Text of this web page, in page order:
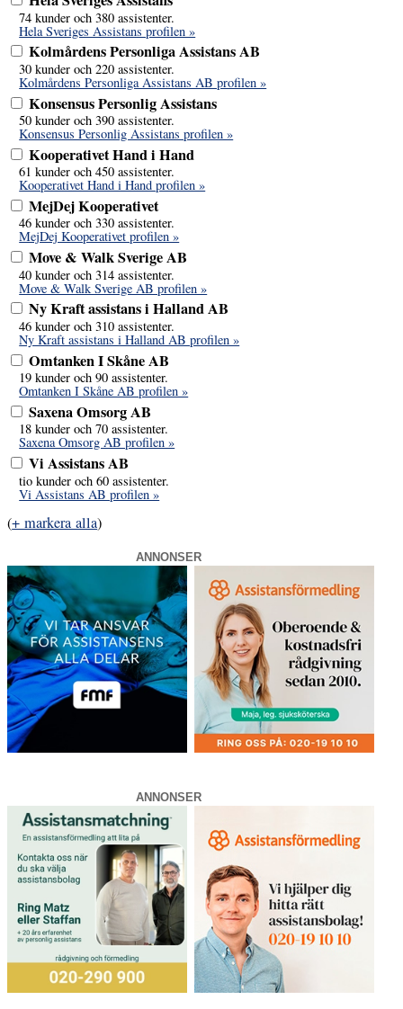
74 kunder och 380 assistenter.
Hela Sveriges Assistans profilen »
Kolmårdens Personliga Assistans AB
30 kunder och 220 assistenter.
Kolmårdens Personliga Assistans AB profilen »
Konsensus Personlig Assistans
50 kunder och 390 assistenter.
Konsensus Personlig Assistans profilen »
Kooperativet Hand i Hand
61 kunder och 450 assistenter.
Kooperativet Hand i Hand profilen »
MejDej Kooperativet
46 kunder och 330 assistenter.
MejDej Kooperativet profilen »
Move & Walk Sverige AB
40 kunder och 314 assistenter.
Move & Walk Sverige AB profilen »
Ny Kraft assistans i Halland AB
46 kunder och 310 assistenter.
Ny Kraft assistans i Halland AB profilen »
Omtanken I Skåne AB
19 kunder och 90 assistenter.
Omtanken I Skåne AB profilen »
Saxena Omsorg AB
18 kunder och 70 assistenter.
Saxena Omsorg AB profilen »
Vi Assistans AB
tio kunder och 60 assistenter.
Vi Assistans AB profilen »
(+ markera alla)
ANNONSER
ANNONSER